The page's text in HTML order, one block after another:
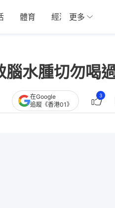
體育 經濟 01深圳
更多
水腫切勿喝
在Google
追蹤《香港01》
3